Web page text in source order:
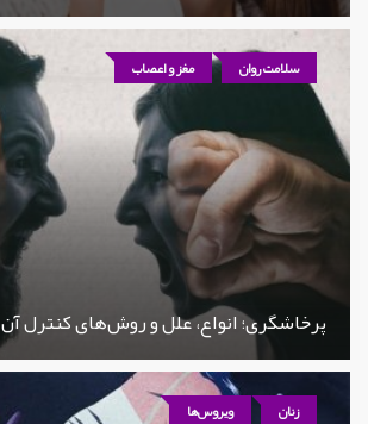
سلامت روان مغز و اعصاب
پرخاشگری؛ انواع، علل و روش‌های کنترل آن
زنان ویروس‌ها